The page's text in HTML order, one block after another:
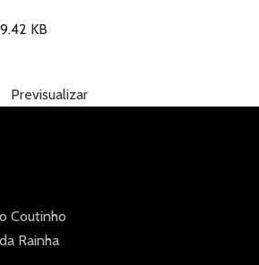
KB
Previsualizar
Coutinho
Rainha